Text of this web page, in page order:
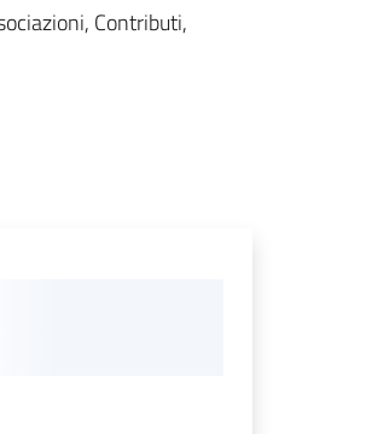
Contributi,